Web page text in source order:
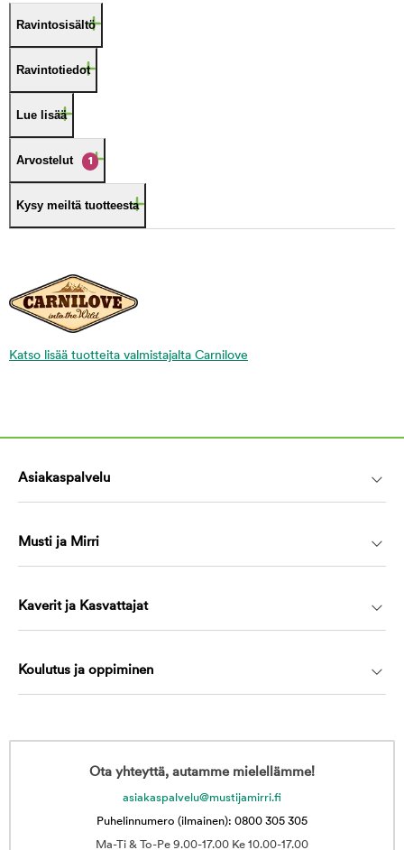
Ravintosisältö
Ravintotiedot
Lue lisää
Arvostelut 1
Kysy meiltä tuotteesta
Katso lisää tuotteita valmistajalta Carnilove
Asiakaspalvelu
Musti ja Mirri
Kaverit ja Kasvattajat
Koulutus ja oppiminen
Ota yhteyttä, autamme mielellämme!
asiakaspalvelu@mustijamirri.fi
Puhelinnumero (ilmainen): 0800 305 305
Ma-Ti & To-Pe 9.00-17.00 Ke 10.00-17.00